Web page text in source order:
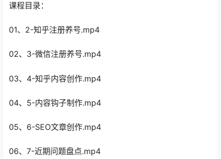
课程目录：
01、2-知乎注册养号.mp4
02、3-微信注册养号.mp4
03、4-知乎内容创作.mp4
04、5-内容钩子制作.mp4
05、6-SEO文章创作.mp4
06、7-近期问题盘点.mp4